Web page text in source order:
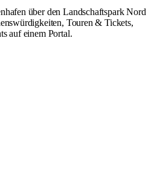
über den Landschaftspark Nord
Touren & Tickets,
auf einem Portal.